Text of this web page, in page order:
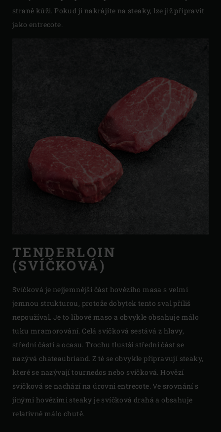
straně kůži. Pokud ji nakrájíte na steaky, lze již připravit
jako entrecote.
TENDERLOIN
(SVÍČKOVÁ)
Svíčková je nejjemnější část hovězího masa s velmi
jemnou strukturou, protože dobytek tento sval příliš
nepoužíval. Je to libové maso a obvykle obsahuje málo
tuku mramorování. Celá svíčková sestává z hlavy,
střední části a ocasu. Trochu tlustší střední část se
nazývá chateaubriand. Z té se obvykle připravují steaky,
které se nazývají tournedos nebo svíčková. Hovězí
svíčková se nachází na úrovni entrecote. Ve srovnání s
jinými hovězími steaky je svíčková drahá a obsahuje
relativně málo chutě.